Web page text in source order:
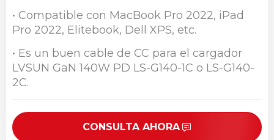
• Compatible con MacBook Pro 2022, iPad
Pro 2022, Elitebook, Dell XPS, etc.
• Es un buen cable de CC para el cargador
LVSUN GaN 140W PD LS-G140-1C o LS-G140-
2C.
CONSULTA AHORA